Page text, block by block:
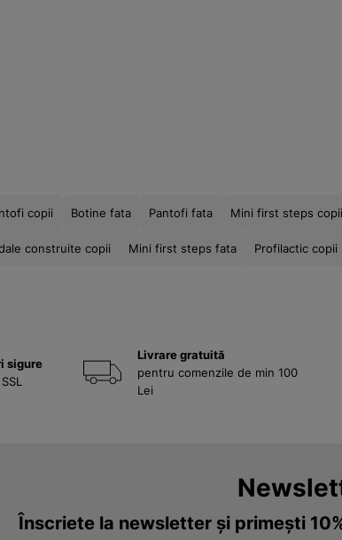
copii Botine fata Pantofi fata Mini first steps copii
construite copii Mini first steps fata Profilactic copii
sigure
Livrare gratuită
pentru comenzile de min 100
Lei
Înscriete la newsletter și primești